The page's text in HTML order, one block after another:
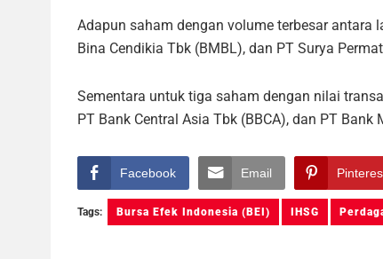
Adapun saham dengan volume terbesar antara
Bina Cendikia Tbk (BMBL), dan PT Surya
Sementara untuk tiga saham dengan nilai
PT Bank Central Asia Tbk (BBCA), dan PT Bank
Facebook Email
Tags: Bursa Efek Indonesia (BEI) IHSG